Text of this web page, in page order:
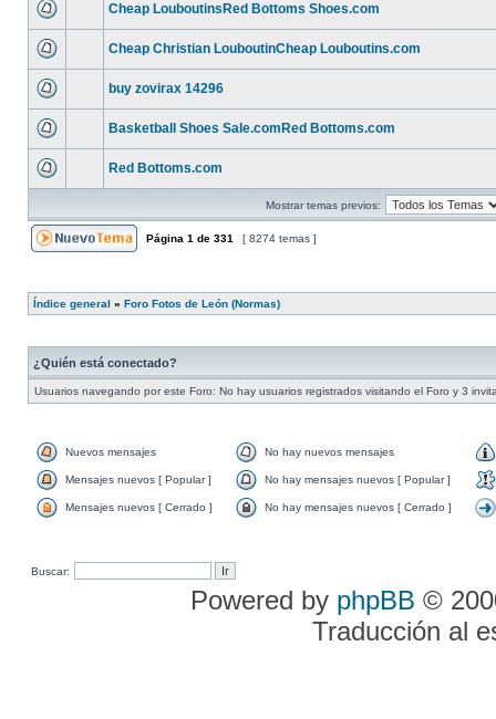
Cheap LouboutinsRed Bottoms Shoes.com
Cheap Christian LouboutinCheap Louboutins.com
buy zovirax 14296
Basketball Shoes Sale.comRed Bottoms.com
Red Bottoms.com
Mostrar temas previos:
Página 1 de 331 [ 8274 temas ]
Índice general » Foro Fotos de León (Normas)
¿Quién está conectado?
Usuarios navegando por este Foro: No hay usuarios registrados visitando el Foro y 3
Nuevos mensajes No hay nuevos mensajes
Mensajes nuevos [ Popular ] No hay mensajes nuevos [ Popular ]
Mensajes nuevos [ Cerrado ] No hay mensajes nuevos [ Cerrado ]
Buscar:
Powered by phpBB ©
Traducción al